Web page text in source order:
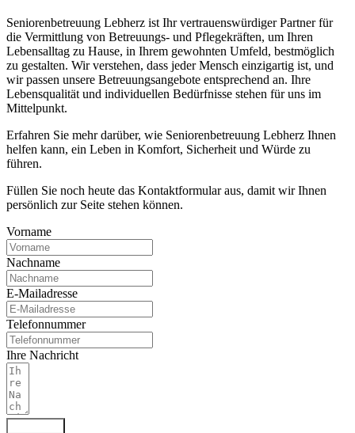
Seniorenbetreuung Lebherz ist Ihr vertrauenswürdiger Partner für
die Vermittlung von Betreuungs- und Pflegekräften, um Ihren
Lebensalltag zu Hause, in Ihrem gewohnten Umfeld, bestmöglich
zu gestalten. Wir verstehen, dass jeder Mensch einzigartig ist, und
wir passen unsere Betreuungsangebote entsprechend an. Ihre
Lebensqualität und individuellen Bedürfnisse stehen für uns im
Mittelpunkt.
Erfahren Sie mehr darüber, wie Seniorenbetreuung Lebherz Ihnen
helfen kann, ein Leben in Komfort, Sicherheit und Würde zu
führen.
Füllen Sie noch heute das Kontaktformular aus, damit wir Ihnen
persönlich zur Seite stehen können.
Vorname
Nachname
E-Mailadresse
Telefonnummer
Ihre Nachricht